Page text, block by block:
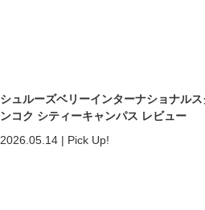
シュルーズベリーインターナショナル
ンコク シティーキャンパス レビュー
2026.05.14 | Pick Up!